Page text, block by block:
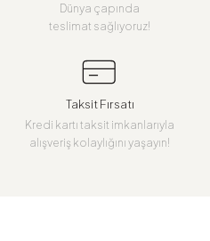
Dünya çapında
teslimat sağlıyoruz!
Taksit Fırsatı
Kredi kartı taksit imkanlarıyla
alışveriş kolaylığını yaşayın!